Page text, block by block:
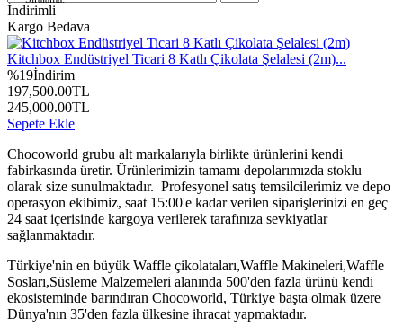
İndirimli
Kargo Bedava
Kitchbox Endüstriyel Ticari 8 Katlı Çikolata Şelalesi (2m)...
%19İndirim
197,500.00TL
245,000.00TL
Sepete Ekle
Chocoworld grubu alt markalarıyla birlikte ürünlerini kendi
fabirkasında üretir. Ürünlerimizin tamamı depolarımızda stoklu
olarak size sunulmaktadır. Profesyonel satış temsilcilerimiz ve depo
operasyon ekibimiz, saat 15:00'e kadar verilen siparişlerinizi en geç
24 saat içerisinde kargoya verilerek tarafınıza sevkiyatlar
sağlanmaktadır.
Türkiye'nin en büyük Waffle çikolataları,Waffle Makineleri,Waffle
Sosları,Süsleme Malzemeleri alanında 500'den fazla ürünü kendi
ekosisteminde barındıran Chocoworld, Türkiye başta olmak üzere
Dünya'nın 35'den fazla ülkesine ihracat yapmaktadır.